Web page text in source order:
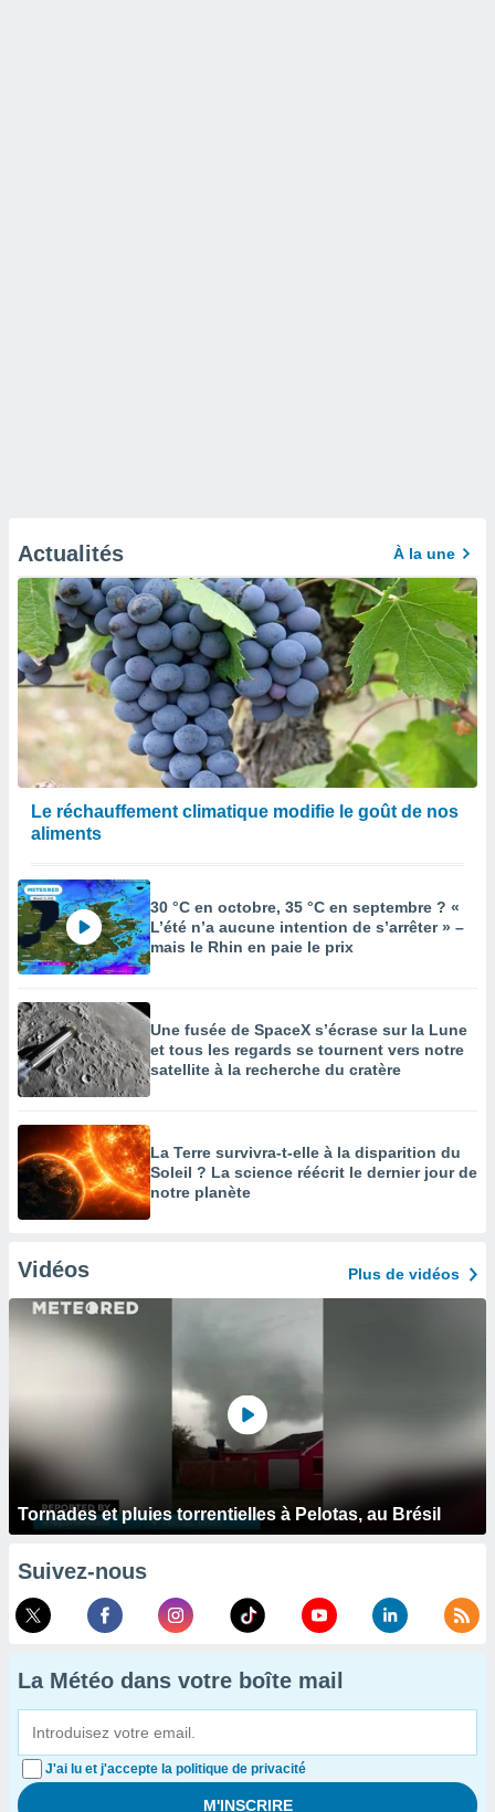
Actualités À la une
Le réchauffement climatique modifie le goût de nos
aliments
30 °C en octobre, 35 °C en septembre ? «
L’été n’a aucune intention de s’arrêter » –
mais le Rhin en paie le prix
Une fusée de SpaceX s’écrase sur la Lune
et tous les regards se tournent vers notre
satellite à la recherche du cratère
La Terre survivra-t-elle à la disparition du
Soleil ? La science réécrit le dernier jour de
notre planète
Vidéos Plus de vidéos
Tornades et pluies torrentielles à Pelotas, au Brésil
Suivez-nous
La Météo dans votre boîte mail
J'ai lu et j'accepte la politique de privacité